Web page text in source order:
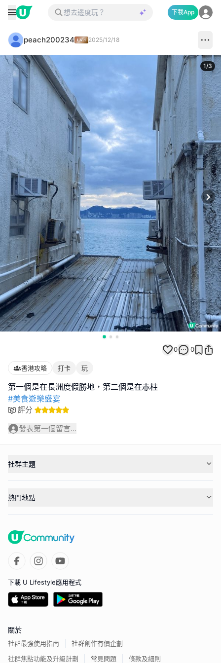
下載App
peach200234 2025/12/18
1/3
0 0
香港攻略 打卡 玩
#美食遊樂盛宴
評分
發表第一個留言...
社群主題
熱門地點
下載 U Lifestyle應用程式
關於
社群最強使用指南
社群創作有價企劃
社群焦點功能及升級計劃
常見問題 條款及細則